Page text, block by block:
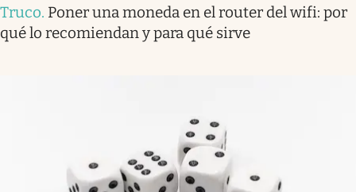
Truco. Poner una moneda en el router del wifi: por
qué lo recomiendan y para qué sirve